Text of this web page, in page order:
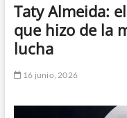
Taty Almeida:
que hizo de la
lucha
16 junio, 2026